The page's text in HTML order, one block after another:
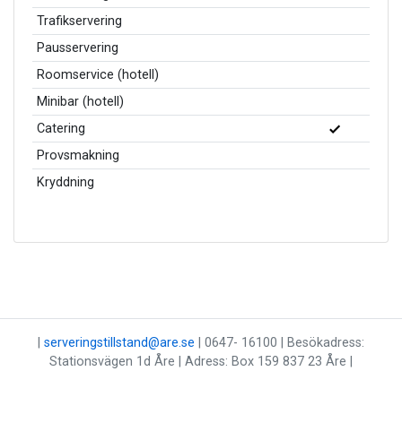
Trafikservering
Pausservering
Roomservice (hotell)
Minibar (hotell)
Catering
Provsmakning
Kryddning
serveringstillstand@are.se | 0647- 16100 | Besökadress:
Stationsvägen 1d Åre | Adress: Box 159 837 23 Åre |